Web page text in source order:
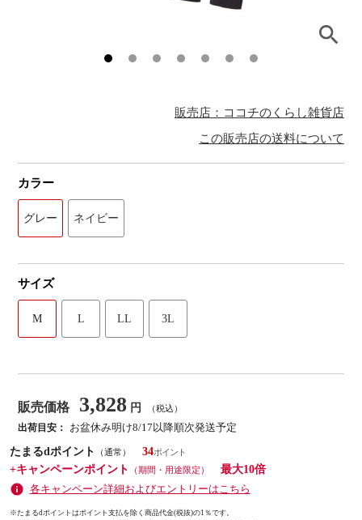
販売店：ココチのくらし雑貨店
この販売店の送料について
カラー
グレー ネイビー
サイズ
M L LL 3L
販売価格 3,828 円 （税込）
出荷目安：
お盆休み明け8/17以降順次発送予定
たまるdポイント
（通常）
34
+キャンペーンポイント
（期間・用途限定）
最大10倍
各キャンペーン詳細およびエントリーはこちら
※たまるdポイントはポイント支払を除く商品代金(税抜)の1％です。